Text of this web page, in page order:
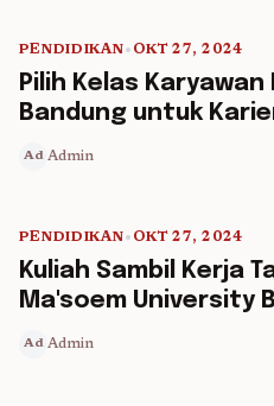
PENDIDIKAN• OKT 27, 2024
Pilih Kelas
Bandung untuk
Ad Admin
PENDIDIKAN• OKT 27, 2024
Kuliah Sambil Kerja
Ma'soem University
Ad Admin